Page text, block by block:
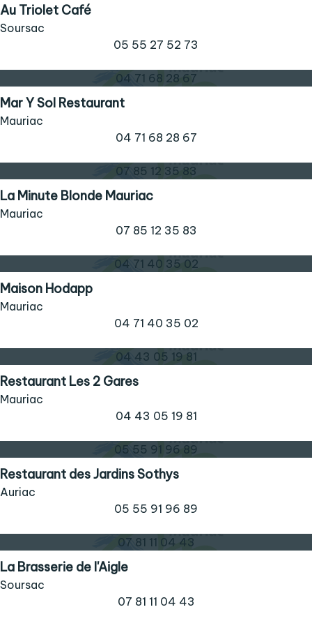
Au Triolet Café
Soursac
05 55 27 52 73
04 71 68 28 67
Mar Y Sol Restaurant
Mauriac
04 71 68 28 67
07 85 12 35 83
La Minute Blonde Mauriac
Mauriac
07 85 12 35 83
04 71 40 35 02
Maison Hodapp
Mauriac
04 71 40 35 02
04 43 05 19 81
Restaurant Les 2 Gares
Mauriac
04 43 05 19 81
05 55 91 96 89
Restaurant des Jardins Sothys
Auriac
05 55 91 96 89
07 81 11 04 43
La Brasserie de l'Aigle
Soursac
07 81 11 04 43